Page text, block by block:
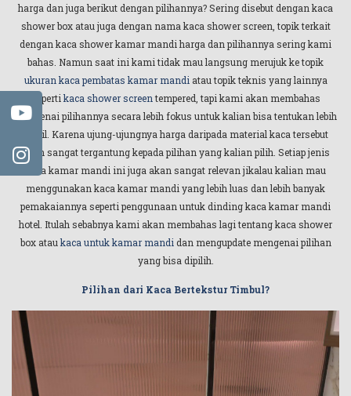
harga dan juga berikut dengan pilihannya? Sering disebut dengan kaca
shower box atau juga dengan nama kaca shower screen, topik terkait
dengan kaca shower kamar mandi harga dan pilihannya sering kami
bahas. Namun saat ini kami tidak mau langsung merujuk ke topik
ukuran kaca pembatas kamar mandi atau topik teknis yang lainnya
seperti kaca shower screentempered, tapi kami akan membahas
mengenai pilihannya secara lebih fokus untuk kalian bisa tentukan lebih
detail. Karena ujung-ujungnya harga daripada material kaca tersebut
akan sangat tergantung kepada pilihan yang kalian pilih. Setiap jenis
kaca kamar mandi ini juga akan sangat relevan jikalau kalian mau
menggunakan kaca kamar mandi yang lebih luas dan lebih banyak
pemakaiannya seperti penggunaan untuk dinding kaca kamar mandi
hotel. Itulah sebabnya kami akan membahas lagi tentang kaca shower
box atau kaca untuk kamar mandi dan mengupdate mengenai pilihan
yang bisa dipilih.
Pilihan dari Kaca Bertekstur Timbul?